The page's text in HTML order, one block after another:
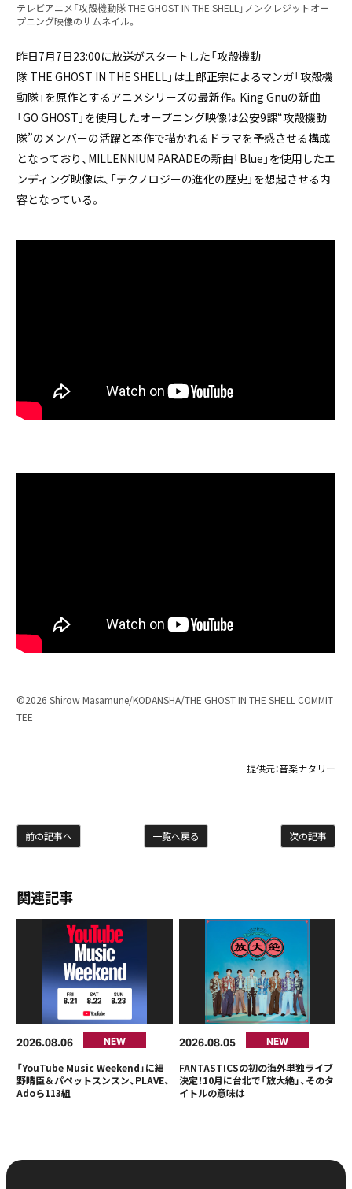
テレビアニメ「攻殻機動隊 THE GHOST IN THE SHELL」ノンクレジットオー
プニング映像のサムネイル。
昨日7月7日23:00に放送がスタートした「攻殻機動
隊 THE GHOST IN THE SHELL」は士郎正宗によるマンガ「攻殻機
動隊」を原作とするアニメシリーズの最新作。King Gnuの新曲
「GO GHOST」を使用したオープニング映像は公安9課“攻殻機動
隊”のメンバーの活躍と本作で描かれるドラマを予感させる構成
となっており、MILLENNIUM PARADEの新曲「Blue」を使用したエ
ンディング映像は、「テクノロジーの進化の歴史」を想起させる内
容となっている。
©︎2026 Shirow Masamune/KODANSHA/THE GHOST IN THE SHELL COMMIT
TEE
提供元：音楽ナタリー
次の記事
一覧へ戻る
前の記事へ
関連記事
2026 08 06 NEW
「YouTube Music Weekend」に細
野晴臣＆パペットスンスン、PLAVE、
Adoら113組
2026 08 05 NEW
FANTASTICSの初の海外単独ライブ
決定！10月に台北で「放大絶」、そのタ
イトルの意味は